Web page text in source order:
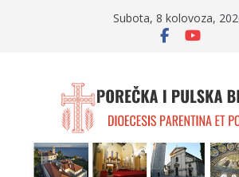
Subota, 8 kolovoza,